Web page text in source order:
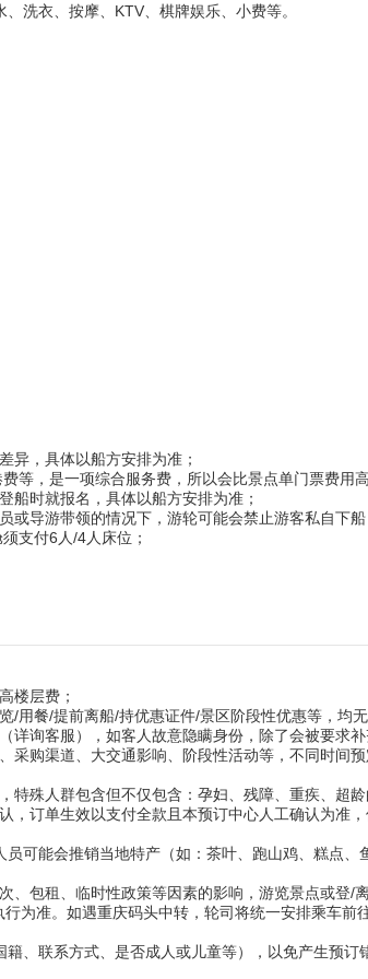
洗衣、按摩、KTV、棋牌娱乐、小费等。
异，具体以船方安排为准；
等，是一项综合服务费，所以会比景点单门票费用
船时就报名，具体以船方安排为准；
导游带领的情况下，游轮可能会禁止游客私自下船
支付6人/4人床位；
楼层费；
用餐/提前离船/持优惠证件/景区阶段性优惠等，均无
询客服），如客人故意隐瞒身份，除了会被要求
购渠道、大交通影响、阶段性活动等，不同时间
殊人群包含但不仅包含：孕妇、残障、重疾、超
订单生效以支付全款且本预订中心人工确认为准
可能会推销当地特产（如：茶叶、跑山鸡、糕点
包租、临时性政策等因素的影响，游览景点或登/
为准。如遇重庆码头中转，轮司将统一安排乘车
、联系方式、是否成人或儿童等），以免产生预